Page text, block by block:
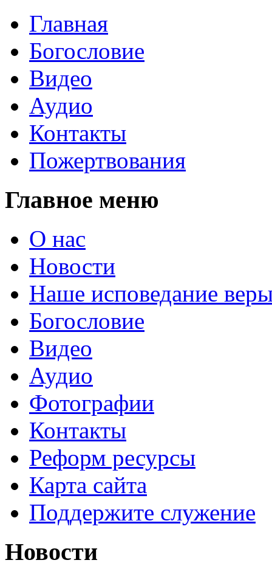
Главная
Богословие
Видео
Аудио
Контакты
Пожертвования
Главное меню
О нас
Новости
Наше исповедание
Богословие
Видео
Аудио
Фотографии
Контакты
Реформ ресурсы
Карта сайта
Поддержите служение
Новости